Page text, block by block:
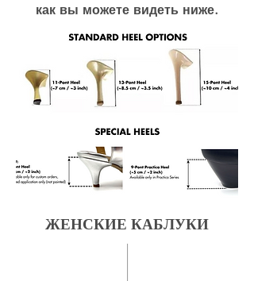
как вы можете видеть ниже.
ЖЕНСКИЕ КАБЛУКИ